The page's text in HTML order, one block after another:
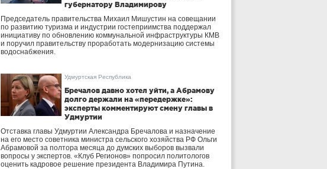
губернатору Владимирову
Председатель правительства Михаил Мишустин на совещании
по развитию туризма и индустрии гостеприимства поддержал
инициативу по обновлению коммунальной инфраструктуры КМВ
и поручил правительству проработать модернизацию системы
водоснабжения.
Удмуртская Республика
Бречалов давно хотел уйти, а Абрамову
долго держали на «передержке»:
эксперты комментируют смену главы в
Удмуртии
Отставка главы Удмуртии Александра Бречалова и назначение
на его место советника министра сельского хозяйства РФ Ольги
Абрамовой за полтора месяца до думских выборов вызвали
вопросы у экспертов. «Клуб Регионов» попросил политологов
оценить кадровое решение президента Владимира Путина.